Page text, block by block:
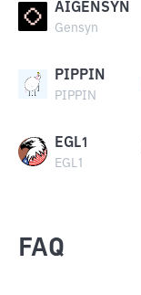
AIGENSYN
Gensyn
PIPPIN
PIPPIN
EGL1
EGL1
FAQ